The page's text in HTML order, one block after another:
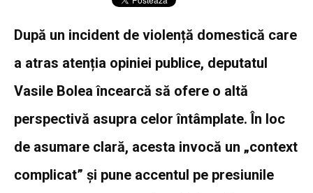
După un incident de violență domestică care
a atras atenția opiniei publice, deputatul
Vasile Bolea încearcă să ofere o altă
perspectivă asupra celor întâmplate. În loc
de asumare clară, acesta invocă un „context
complicat” și pune accentul pe presiunile